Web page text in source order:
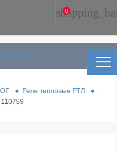
звонок
0
Реле тепловые РТЛ